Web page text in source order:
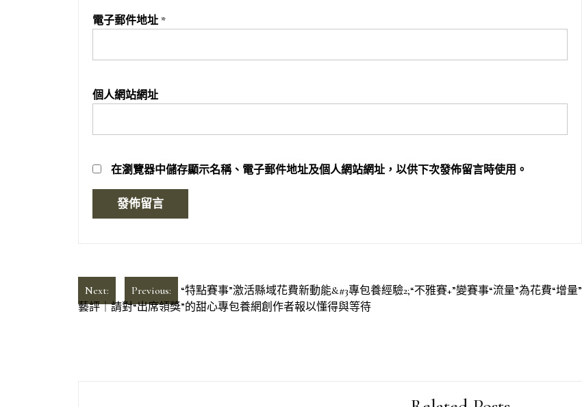
電子郵件地址 *
個人網站網址
在瀏覽器中儲存顯示名稱、電子郵件地址及個人網站網址，以供下次發佈留言時使用。
文
章
Previous: “特點賽事”激活縣域花費新動能&#3專包養經驗2;“不雅賽+”變賽事“流量”為花費“增量”
Next:
藝評｜請對“出席領獎”的甜心專包養網創作者報以懂得與等待